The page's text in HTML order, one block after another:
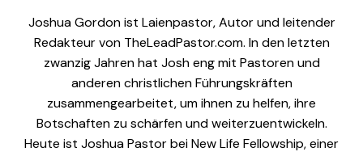
Joshua Gordon ist Laienpastor, Autor und leitender
Redakteur von TheLeadPastor.com. In den letzten
zwanzig Jahren hat Josh eng mit Pastoren und
anderen christlichen Führungskräften
zusammengearbeitet, um ihnen zu helfen, ihre
Botschaften zu schärfen und weiterzuentwickeln.
Heute ist Joshua Pastor bei New Life Fellowship, einer